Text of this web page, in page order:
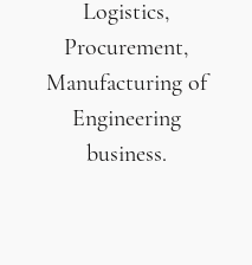
Logistics,
Procurement,
Manufacturing of
Engineering
business.